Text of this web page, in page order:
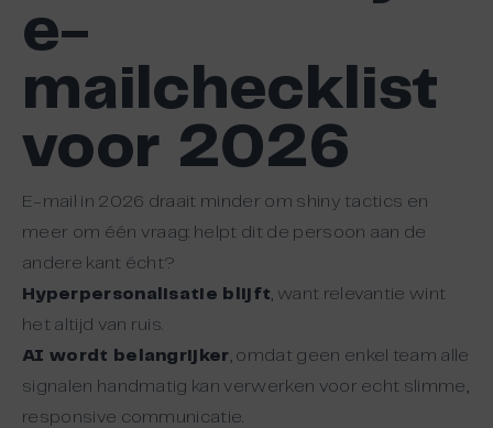
e-
mailchecklist
voor 2026
E-mail in 2026 draait minder om shiny tactics en
meer om één vraag: helpt dit de persoon aan de
andere kant écht?
Hyperpersonalisatie blijft, want relevantie wint
het altijd van ruis.
AI wordt belangrijker, omdat geen enkel team alle
signalen handmatig kan verwerken voor echt slimme,
responsive communicatie.